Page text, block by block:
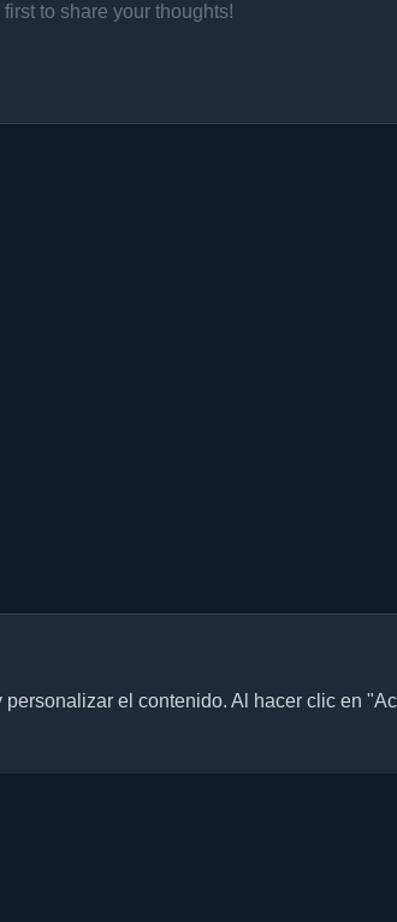
first to share your thoughts!
el contenido. Al hacer clic en